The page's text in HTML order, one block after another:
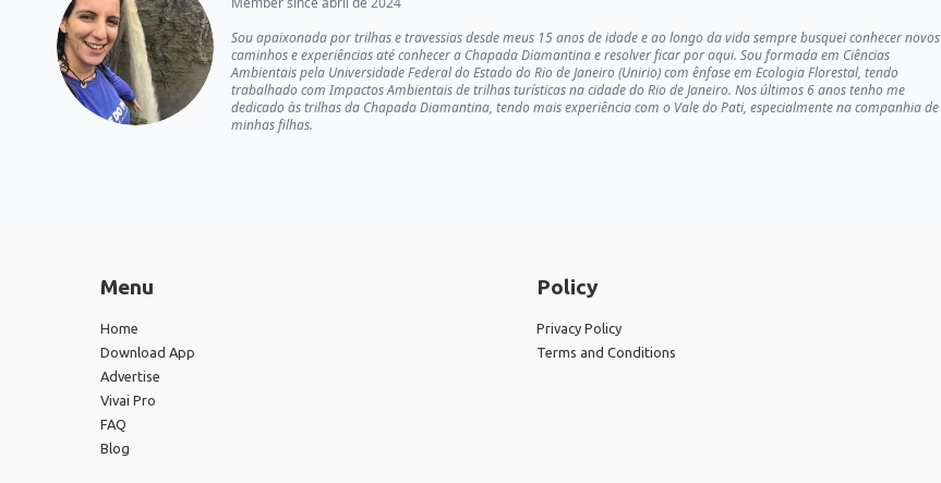
Sou apaixonada por trilhas e travessias desde meus 15 anos de idade e ao longo da vida sempre busquei conhecer novos
caminhos e experiências até conhecer a Chapada Diamantina e resolver ficar por aqui. Sou formada em Ciências
Ambientais pela Universidade Federal do Estado do Rio de Janeiro (Unirio) com ênfase em Ecologia Florestal, tendo
trabalhado com Impactos Ambientais de trilhas turísticas na cidade do Rio de Janeiro. Nos últimos 6 anos tenho me
dedicado às trilhas da Chapada Diamantina, tendo mais experiência com o Vale do Pati, especialmente na companhia de
minhas filhas.
Menu
Home
Download App
Advertise
Vivai Pro
FAQ
Blog
Policy
Privacy Policy
Terms and Conditions